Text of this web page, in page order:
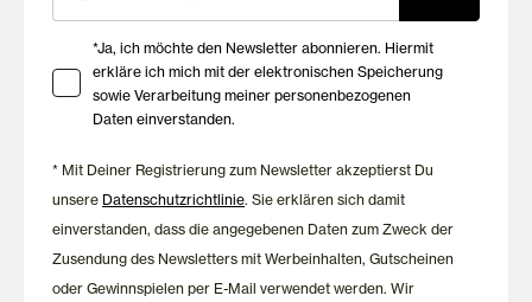
Shirts, Blusen, Kleidern oder anderer körpernaher Kleidung.
Auch für Brustprothesen
geeignet
Die Soft-BHs und BH-Tops der Micro Bonded Kollektion eignen
sich auch für Frauen, die eine Brustprothese tragen. Die
integrierten Taschen für die herausnehmbaren Pads können bei
Bedarf vorsichtig erweitert werden, sodass eine Brustprothese
eingesetzt werden kann. Die weiche, nahtarme Verarbeitung
Ihre Zustimmung zu Marketing E-Mails
*Ja, ich möchte den Newsletter abonnieren. Hiermit
erkläre ich mich mit der elektronischen Speicherung
sowie Verarbeitung meiner personenbezogenen
Daten einverstanden.
* Mit Deiner Registrierung zum Newsletter akzeptierst Du
unsere Datenschutzrichtlinie. Sie erklären sich damit
einverstanden, dass die angegebenen Daten zum Zweck der
Zusendung des Newsletters mit Werbeinhalten, Gutscheinen
oder Gewinnspielen per E-Mail verwendet werden. Wir